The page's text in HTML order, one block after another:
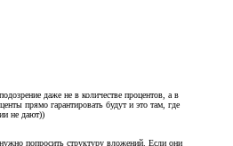
даже не в количестве процентов, а в
прямо гарантировать будут и это там, где
не дают))
попросить структуру вложений. Если они